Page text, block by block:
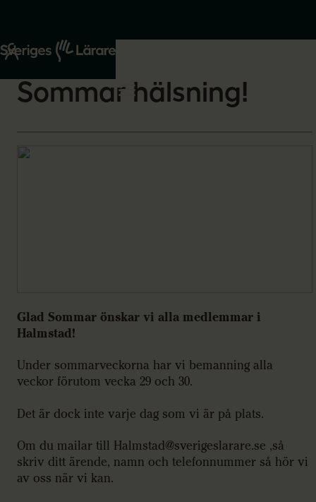
Start
Om oss
2026-05-26
Sommar hälsning!
Glad Sommar önskar vi alla medlemmar i
Halmstad!
Under sommarveckorna har vi bemanning alla
veckor förutom vecka 29 och 30.
Det är dock inte varje dag som vi är på plats.
Om du mailar till Halmstad@sverigeslarare.se ,så
skriv ditt ärende, namn och telefonnummer så hör vi
av oss när vi kan.